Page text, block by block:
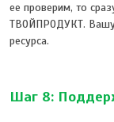
ее проверим, то
ТВОЙПРОДУКТ. Вашу
ресурса.
Шаг 8: